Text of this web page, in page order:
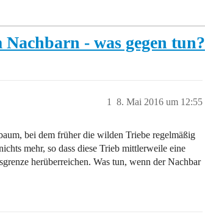
- was gegen tun?
8. Mai 2016 um 12:55
1
bei dem früher die wilden Triebe regelmäßig
mehr, so dass diese Trieb mittlerweile eine
herüberreichen. Was tun, wenn der Nachbar